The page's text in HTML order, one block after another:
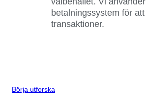
betalningssystem för
transaktioner.
Börja utforska